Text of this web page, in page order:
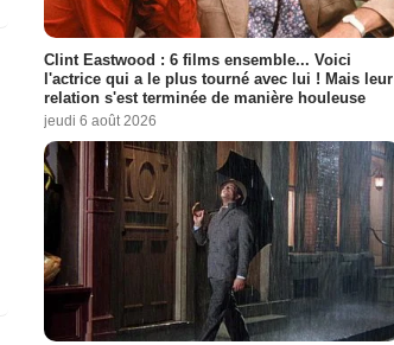
Clint Eastwood : 6 films ensemble... Voici
l'actrice qui a le plus tourné avec lui ! Mais leur
relation s'est terminée de manière houleuse
jeudi 6 août 2026